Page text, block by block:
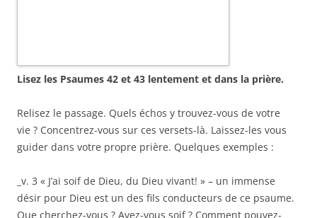
Lisez les Psaumes 42 et 43 lentement et dans la prière.
Relisez le passage. Quels échos y trouvez-vous de votre
vie ? Concentrez-vous sur ces versets-là. Laissez-les vous
guider dans votre propre prière. Quelques exemples :
_v. 3 « J’ai soif de Dieu, du Dieu vivant! » – un immense
désir pour Dieu est un des fils conducteurs de ce psaume.
Que cherchez-vous ? Avez-vous soif ? Comment pouvez-